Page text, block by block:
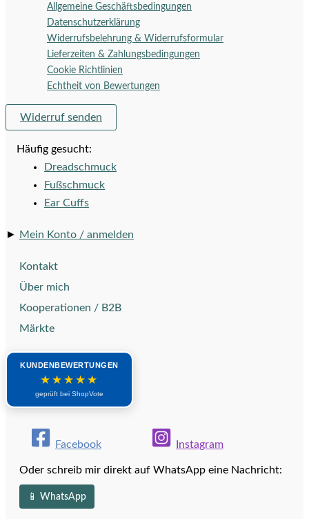
Allgemeine Geschäftsbedingungen
Datenschutzerklärung
Widerrufsbelehrung & Widerrufsformular
Lieferzeiten & Zahlungsbedingungen
Cookie Richtlinien
Echtheit von Bewertungen
Widerruf senden
Häufig gesucht:
Dreadschmuck
Fußschmuck
Ear Cuffs
► Mein Konto / anmelden
Kontakt
Über mich
Kooperationen / B2B
Märkte
KUNDENBEWERTUNGEN
★★★★★
geprüft bei ShopVote
Facebook Instagram
Oder schreib mir direkt auf WhatsApp eine Nachricht:
📱 WhatsApp